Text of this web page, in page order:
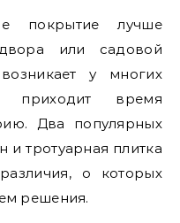
покрытие лучше
или садовой
у многих
приходит время
Два популярных
и тротуарная плитка
о которых
решения.